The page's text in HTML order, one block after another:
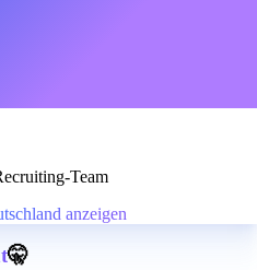
Team
anzeigen
🤫